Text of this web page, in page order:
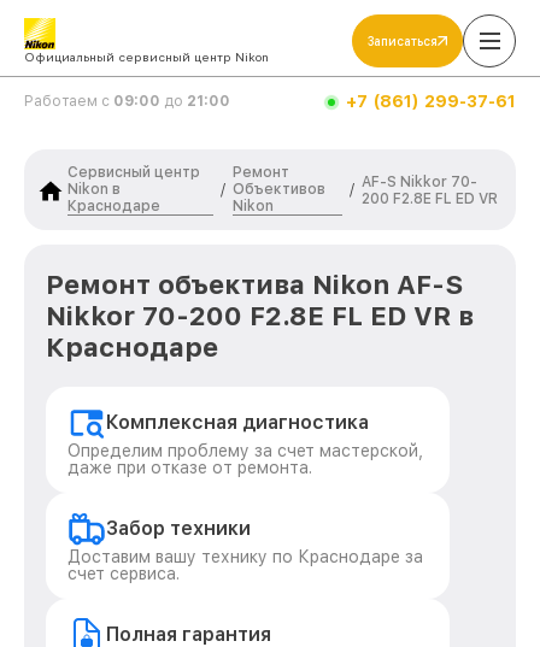
Официальный сервисный центр Nikon
Записаться
Работаем с 09:00 до 21:00 +7 (861) 299-37-61
Сервисный центр
Nikon в
Краснодаре
/
Ремонт
Объективов
Nikon
/ AF-S Nikkor 70-
200 F2.8E FL ED VR
Ремонт объектива Nikon AF-S
Nikkor 70-200 F2.8E FL ED VR в
Краснодаре
Комплексная диагностика
Определим проблему за счет мастерской,
даже при отказе от ремонта.
Забор техники
Доставим вашу технику по Краснодаре за
счет сервиса.
Полная гарантия